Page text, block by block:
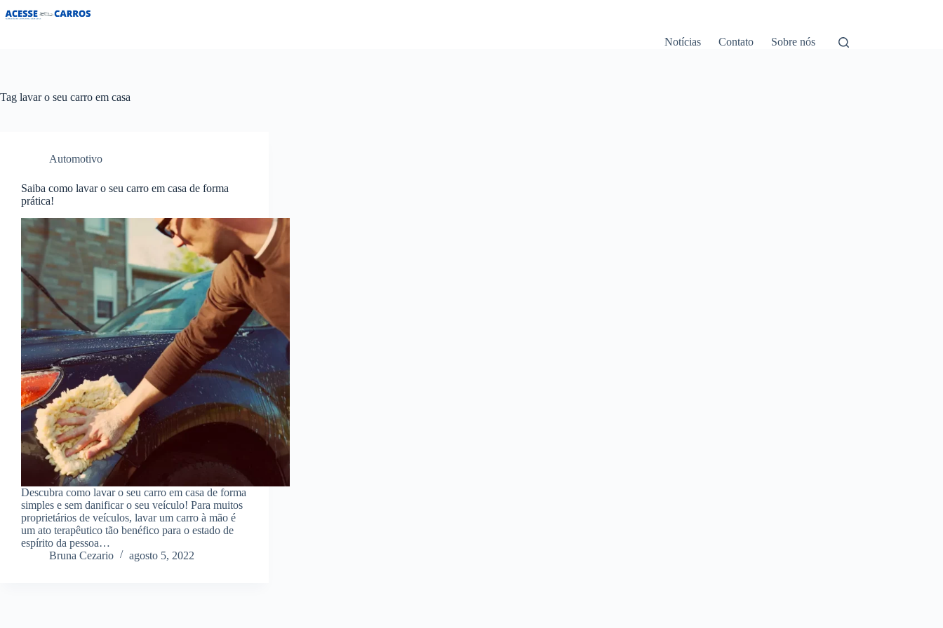
para
Notícias Contato Sobre nós
Tag lavar o seu carro em casa
Automotivo
Saiba como lavar o seu carro em casa de forma
prática!
Descubra como lavar o seu carro em casa de forma
simples e sem danificar o seu veículo! Para muitos
proprietários de veículos, lavar um carro à mão é
um ato terapêutico tão benéfico para o estado de
espírito da pessoa…
Bruna Cezario
agosto 5, 2022